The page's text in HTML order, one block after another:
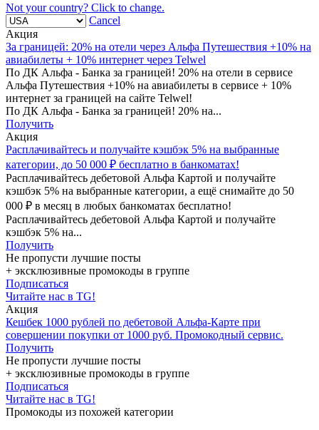
Not your country? Click to change.
Cancel
Акция
За границей: 20% на отели через Альфа Путешествия +10% на
авиабилеты + 10% интернет через Telwel
По ДК Альфа - Банка за границей! 20% на отели в сервисе
Альфа Путешествия +10% на авиабилеты в сервисе + 10%
интернет за границей на сайте Telwel!
По ДК Альфа - Банка за границей! 20% на...
Получить
Акция
Расплачивайтесь и получайте кэшбэк 5% на выбранные
категории, до 50 000 ₽ бесплатно в банкоматах!
Расплачивайтесь дебетовой Альфа Картой и получайте
кэшбэк 5% на выбранные категории, а ещё снимайте до 50
000 ₽ в месяц в любых банкоматах бесплатно!
Расплачивайтесь дебетовой Альфа Картой и получайте
кэшбэк 5% на...
Получить
Не пропусти лучшие посты
+ эксклюзивные промокоды в группе
Подписаться
Читайте нас в TG!
Акция
Кешбек 1000 рублей по дебетовой Альфа-Карте при
совершении покупки от 1000 руб. Промокодный сервис.
Получить
Не пропусти лучшие посты
+ эксклюзивные промокоды в группе
Подписаться
Читайте нас в TG!
Промокоды из похожей категории